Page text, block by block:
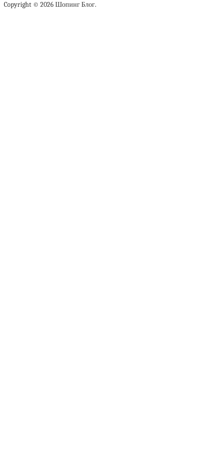
Copyright © 2026 Шопинг Блог.